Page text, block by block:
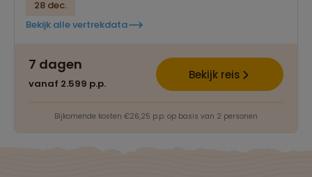
28 dec.
Bekijk alle vertrekdata
7 dagen
vanaf 2.599 p.p.
Bekijk reis
Bijkomende kosten €26,25 p.p. op basis van 2 personen